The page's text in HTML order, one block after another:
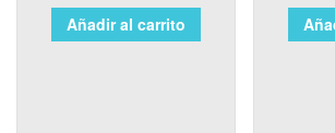
Añadir al carrito